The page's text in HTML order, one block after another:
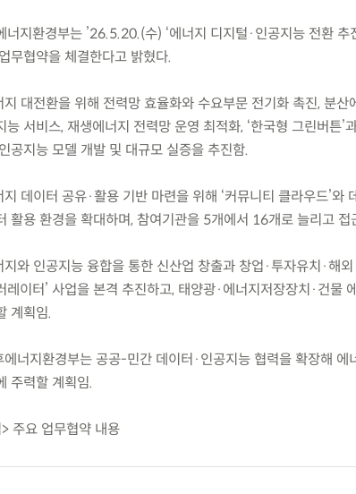
너지환경부는 ’26.5.20.(수) ‘에너지 디지털·인공지능 전환
무협약을 체결한다고 밝혔다.
대전환을 위해 전력망 효율화와 수요부문 전기화 촉진, 분산
능 서비스, 재생에너지 전력망 운영 최적화, ‘한국형 그린버튼
공지능 모델 개발 및 대규모 실증을 추진함.
데이터 공유·활용 기반 마련을 위해 ‘커뮤니티 클라우드’와
활용 환경을 확대하며, 참여기관을 5개에서 16개로 늘리고 접
와 인공지능 융합을 통한 신산업 창출과 창업·투자유치·해외
레이터’ 사업을 본격 추진하고, 태양광·에너지저장장치·건물
계획임.
너지환경부는 공공-민간 데이터·인공지능 협력을 확장해 에
주력할 계획임.
주요 업무협약 내용